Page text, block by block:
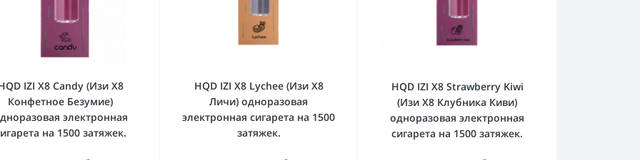
IZI X8 Candy (Изи Х8
Конфетное Безумие)
электронная
на 1500 затяжек.
HQD IZI X8 Lychee (Изи Х8
Личи) одноразовая
электронная сигарета на 1500
затяжек.
HQD IZI X8 Strawberry Kiwi
(Изи Х8 Клубника Киви)
одноразовая электронная
сигарета на 1500 затяжек.